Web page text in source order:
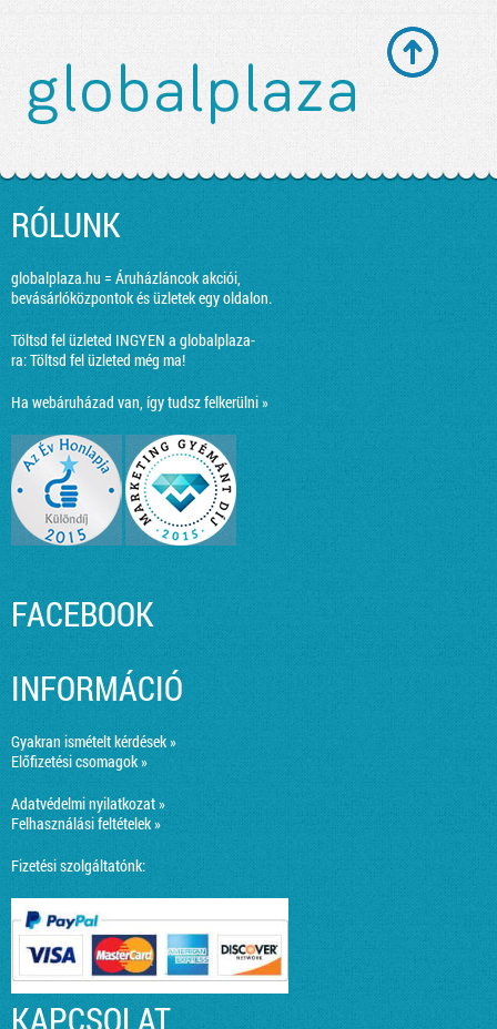
RÓLUNK
globalplaza.hu = Áruházláncok akciói,
bevásárlóközpontok és üzletek egy oldalon.
Töltsd fel üzleted INGYEN a globalplaza-
ra:Töltsd fel üzleted még ma!
Ha webáruházad van, így tudsz felkerülni »
FACEBOOK
INFORMÁCIÓ
Gyakran ismételt kérdések »
Előfizetési csomagok »
Adatvédelmi nyilatkozat »
Felhasználási feltételek »
Fizetési szolgáltatónk:
KAPCSOLAT